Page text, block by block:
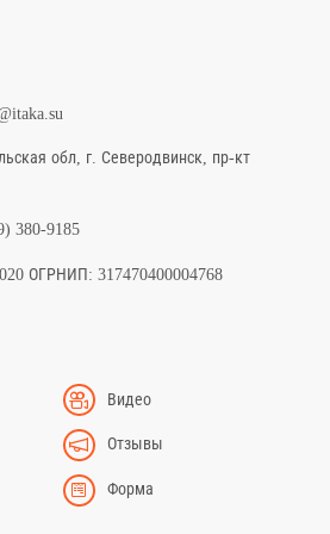
обл, г. Северодвинск, пр-кт
380-9185
ОГРНИП: 317470400004768
Видео
Отзывы
Форма